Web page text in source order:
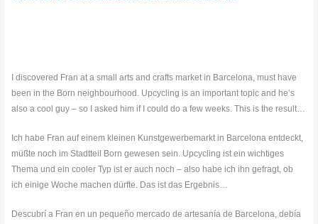
I discovered Fran at a small arts and crafts market in Barcelona, must have
been in the Born neighbourhood. Upcycling is an important topic and he’s
also a cool guy – so I asked him if I could do a few weeks. This is the result…
Ich habe Fran auf einem kleinen Kunstgewerbemarkt in Barcelona entdeckt,
müßte noch im Stadtteil Born gewesen sein. Upcycling ist ein wichtiges
Thema und ein cooler Typ ist er auch noch – also habe ich ihn gefragt, ob
ich einige Woche machen dürfte. Das ist das Ergebnis…
Descubrí a Fran en un pequeño mercado de artesanía de Barcelona, debía